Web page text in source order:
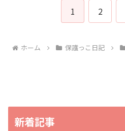
1 2
ホーム 保護っこ日記
新着記事